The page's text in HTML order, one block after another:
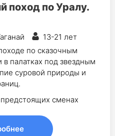
поход по Уралу.
13-21 лет
по сказочным
палатках под звездным
суровой природы и
сменах